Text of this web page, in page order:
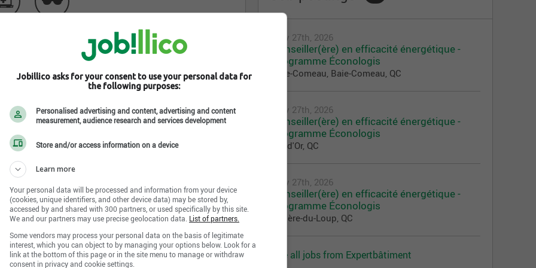
depuis près de 30 ans. Avec plus de 100
d’experts déploient leurs connaissances et leurs
Elles fournissent tout l’appui, le savoir-faire et
de l’entreprise: offrir des services spécialisés
une équipe multidisciplinaire où ingénieurs,
du bâtiment s’unissent pour offrir un service
Services-Conseil Inc. est un organisme de
qui dessert plusieurs régions du Québec. De plus,
des programmes de l’habitation de Transition
July 27th, 2026
Conseiller(ère) en efficacité énergétique -
Programme Éconologis
Baie-Comeau, Baie-Comeau, QC
July 27th, 2026
Conseiller(ère) en efficacité énergétique -
Programme Éconologis
Val-d'Or, QC
July 27th, 2026
Conseiller(ère) en efficacité énergétique -
Programme Éconologis
Rivière-du-Loup, QC
See all jobs from Expertbâtiment
Jobillico asks for your consent to use your personal data for
the following purposes:
Personalised advertising and content, advertising and content
measurement, audience research and services development
Store and/or access information on a device
Learn more
Your personal data will be processed and information from your device
(cookies, unique identifiers, and other device data) may be stored by,
accessed by and shared with 300 partners, or used specifically by this site.
We and our partners may use precise geolocation data. List of partners.
Some vendors may process your personal data on the basis of legitimate
interest, which you can object to by managing your options below. Look for a
link at the bottom of this page or in the site menu to manage or withdraw
consent in privacy and cookie settings.